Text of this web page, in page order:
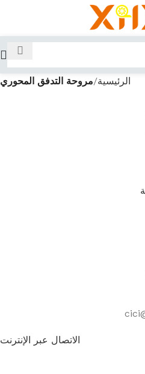
الرئيسية مروحة التدفق المحوري
الاتصال عبر الإنترنت